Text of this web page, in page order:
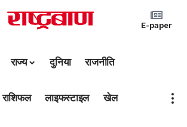
E-paper
राज्य दुनिया राजनीति
राशिफल लाइफस्टाइल खेल